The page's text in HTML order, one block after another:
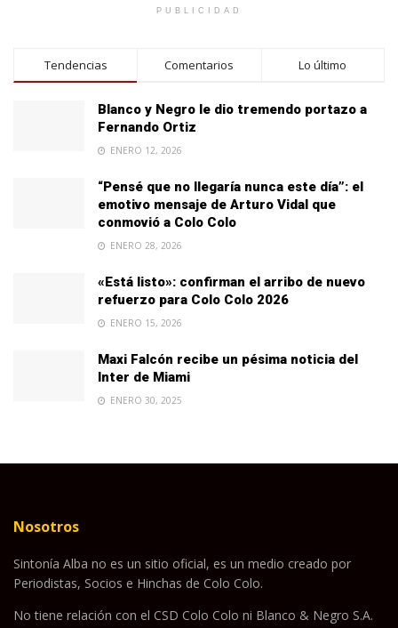
PUBLICIDAD
Tendencias Comentarios Lo último
Blanco y Negro le dio tremendo portazo a
Fernando Ortiz
ENERO 12, 2026
“Pensé que no llegaría nunca este día”: el
emotivo mensaje de Arturo Vidal que
conmovió a Colo Colo
ENERO 28, 2026
«Está listo»: confirman el arribo de nuevo
refuerzo para Colo Colo 2026
ENERO 15, 2026
Maxi Falcón recibe un pésima noticia del
Inter de Miami
ENERO 30, 2025
Nosotros
Sintonía Alba no es un sitio oficial, es un medio creado por
Periodistas, Socios e Hinchas de Colo Colo.
No tiene relación con el CSD Colo Colo ni Blanco & Negro S.A.